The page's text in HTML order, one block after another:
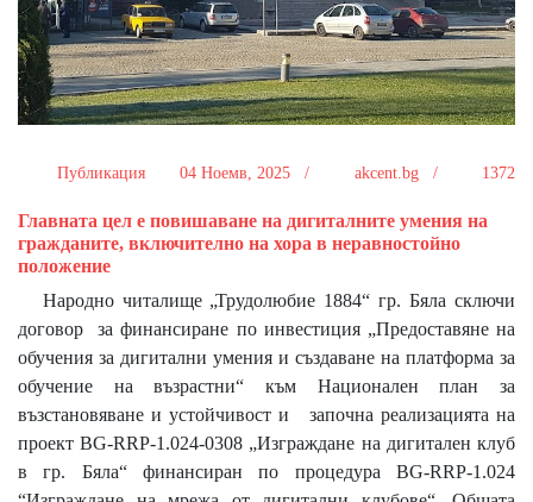
Публикация 04 Ноемв, 2025 / akcent.bg / 1372
Главната цел е повишаване на дигиталните умения на
гражданите, включително на хора в неравностойно
положение
Народно читалище „Трудолюбие 1884“ гр. Бяла сключи
договор за финансиране по инвестиция „Предоставяне на
обучения за дигитални умения и създаване на платформа за
обучение на възрастни“ към Национален план за
възстановяване и устойчивост и започна реализацията на
проект BG-RRP-1.024-0308 „Изграждане на дигитален клуб
в гр. Бяла“ финансиран по процедура BG-RRP-1.024